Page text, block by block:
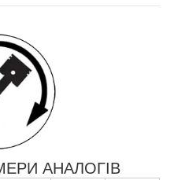
АНАЛОГІВ